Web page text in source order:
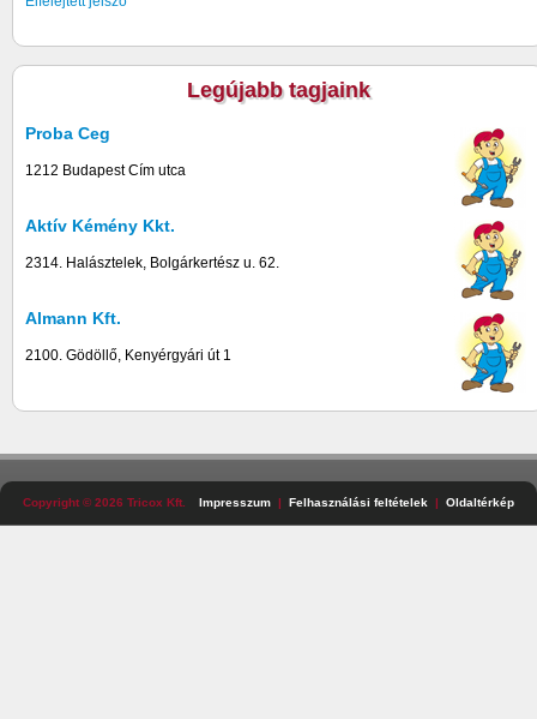
Legújabb tagjaink
Proba Ceg
1212 Budapest Cím utca
Aktív Kémény Kkt.
2314. Halásztelek, Bolgárkertész u. 62.
Almann Kft.
2100. Gödöllő, Kenyérgyári út 1
Copyright © 2026 Tricox Kft. Impresszum Felhasználási feltételek Oldaltérkép